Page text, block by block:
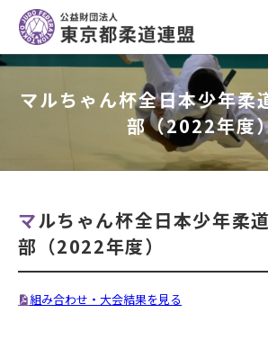
マルちゃん杯全日本少年柔道大会-女子の
部（2022年度
マルちゃん杯全日本少年柔道大会-女子の
部（2022年度）
組み合わせ・大会結果を見る